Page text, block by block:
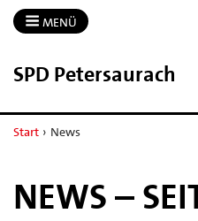
MENÜ
SPD Petersaurach
Start › News
NEWS –